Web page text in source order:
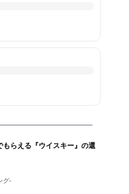
もらえる『ウイスキー』の還
グ-